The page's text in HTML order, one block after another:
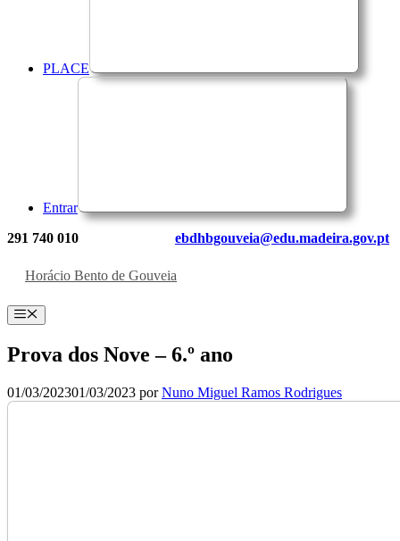
PLACE
Entrar
291 740 010 ebdhbgouveia@edu.madeira.gov.pt
Horácio Bento de Gouveia
Menu
Prova dos Nove – 6.º ano
01/03/202301/03/2023 porNuno Miguel Ramos Rodrigues